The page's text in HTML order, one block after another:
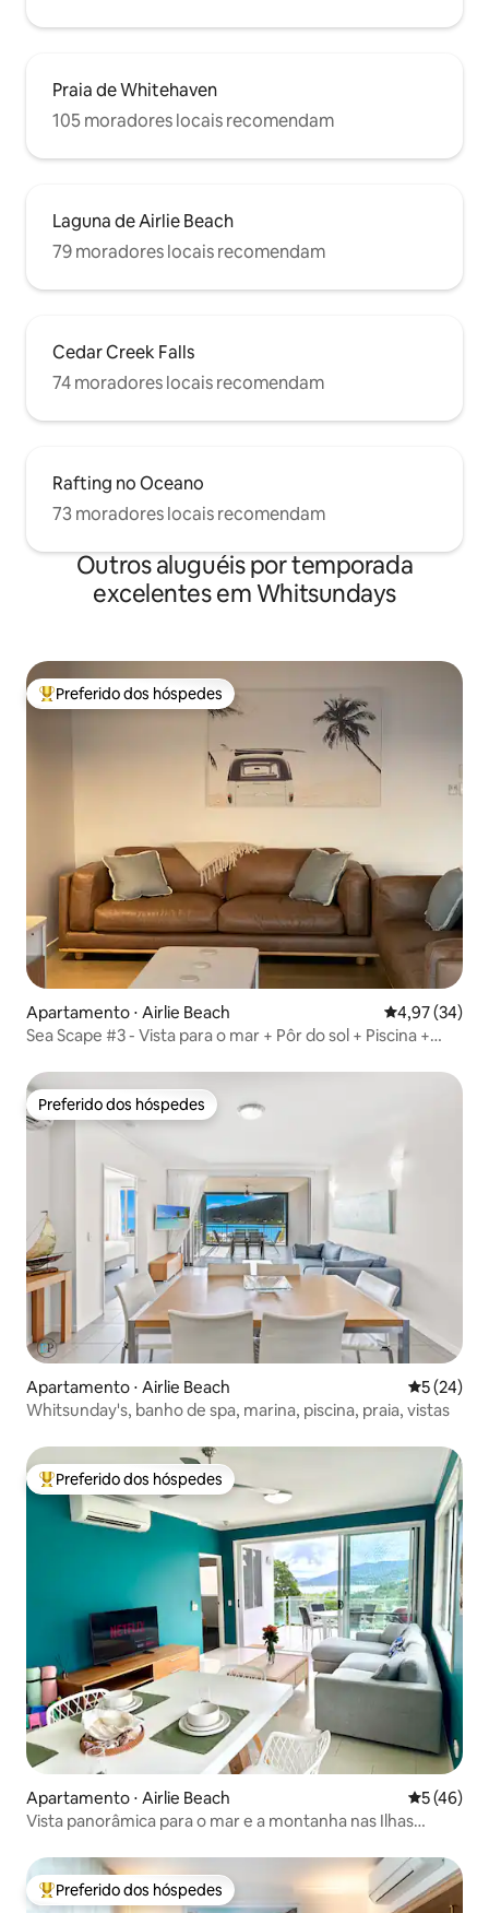
Praia de Whitehaven
105 moradores locais recomendam
Laguna de Airlie Beach
79 moradores locais recomendam
Cedar Creek Falls
74 moradores locais recomendam
Rafting no Oceano
73 moradores locais recomendam
Outros aluguéis por temporada
excelentes em Whitsundays
Entre os melhores preferidos dos hóspedes
Preferido dos hóspedes
Apartamento ⋅ Airlie Beach 4,97 de uma
4,97 (34)
Sea Scape #3 - Vista para o mar + Pôr do sol + Piscina +
Preferido dos hóspedes
Preferido dos hóspedes
Apartamento ⋅ Airlie Beach 5 de uma
5 (24)
Whitsunday's, banho de spa, marina, piscina, praia, vistas
Entre os melhores preferidos dos hóspedes
Preferido dos hóspedes
Apartamento ⋅ Airlie Beach 5 de uma
5 (46)
Vista panorâmica para o mar e a montanha nas Ilhas
Entre os melhores preferidos dos hóspedes
Preferido dos hóspedes